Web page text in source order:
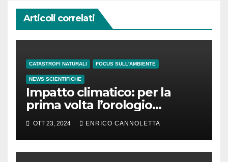
Articoli correlati
CATASTROFI NATURALI FOCUS SULL'AMBIENTE
NEWS SCIENTIFICHE
Impatto climatico: per la
prima volta l’orologio
standard potrebbe essere
ritardato di 1″
OTT 23, 2024 ENRICO CANNOLETTA